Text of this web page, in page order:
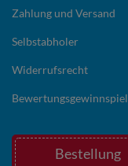
Zahlung und Versand
Selbstabholer
Widerrufsrecht
Bewertungsgewinnspiel
Bestellung